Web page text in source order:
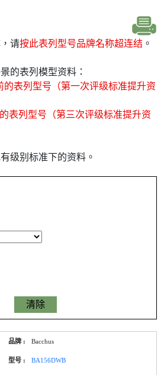
请按此表列型号品牌名称超连结 。
的表列模型资料：
的表列型号（第一次评级标准提升资
表列型号（第三次评级标准提升资
级别标准下的资料。
Bacchus
BA156DWB